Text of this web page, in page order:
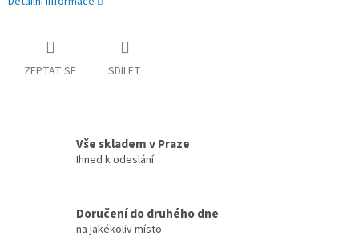
ZEPTAT SE SDÍLET
Vše skladem v Praze
Ihned k odeslání
Doručení do druhého dne
na jakékoliv místo